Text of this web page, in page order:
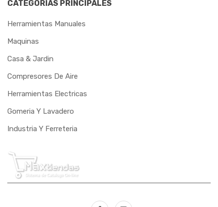
PANDOLFO
PRESSURE
PUMA
RASTREAR
RAVEN
REBOUCAS
CATEGORÍAS PRINCIPALES
Herramientas Manuales
Maquinas
Casa & Jardin
Compresores De Aire
Herramientas Electricas
Gomeria Y Lavadero
Industria Y Ferreteria